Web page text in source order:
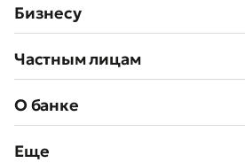
Бизнесу
Частным лицам
О банке
Еще